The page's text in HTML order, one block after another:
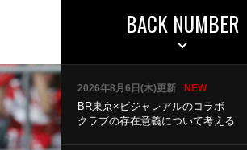
BACK NUMBER
2026年8月6日(木)更新 NEW
BR東京×ビジャレアルのコラボ
クラブの存在意義について考える